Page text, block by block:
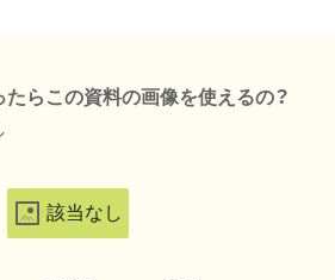
たらこの資料の画像を使えるの？
該当なし